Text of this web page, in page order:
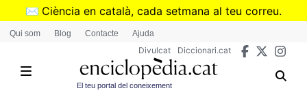
Vés
✉️ Ciència en català, cada setmana al teu correu.
➜Subscriu-te al butlletí de Divulcat
Qui som Blog Contacte Ajuda
Divulcat Diccionari.cat
El teu portal del coneixement